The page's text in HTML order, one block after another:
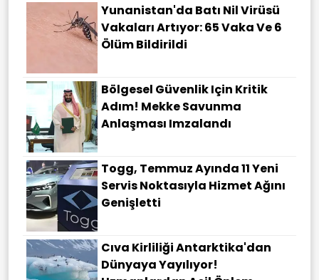
Yunanistan'da Batı Nil Virüsü
Vakaları Artıyor: 65 Vaka Ve 6
Ölüm Bildirildi
Bölgesel Güvenlik Için Kritik
Adım! Mekke Savunma
Anlaşması Imzalandı
Togg, Temmuz Ayında 11 Yeni
Servis Noktasıyla Hizmet Ağını
Genişletti
Cıva Kirliliği Antarktika'dan
Dünyaya Yayılıyor!